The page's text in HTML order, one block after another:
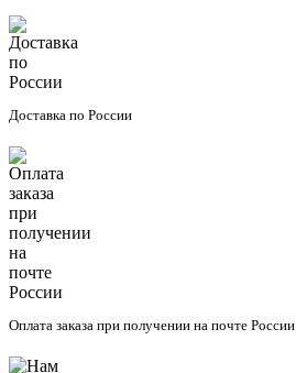
Доставка по России
Оплата заказа при получении на почте России